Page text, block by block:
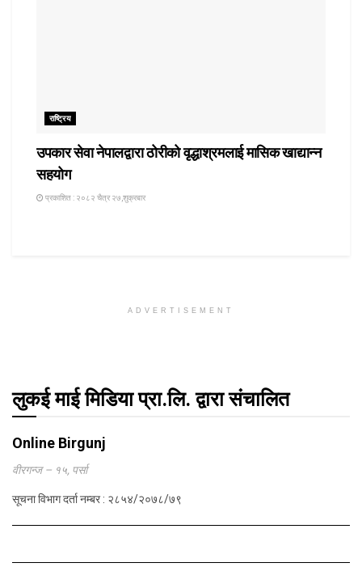
राष्ट्रिय
उपकार सेवा नेपालद्वारा ठोरीको वृद्धाश्रमलाई मासिक खाद्यान्न
सहयोग
प्रकाशित : २०८२ चैत्र २७,शुक्रबार
ADVERTISEMENT
लुकई माई मिडिया प्रा.लि. द्वारा संचालित
Online Birgunj
वीरगन्ज – १५, पर्सा
सूचना विभाग दर्ता नम्बर : २८५४/२०७८/७९